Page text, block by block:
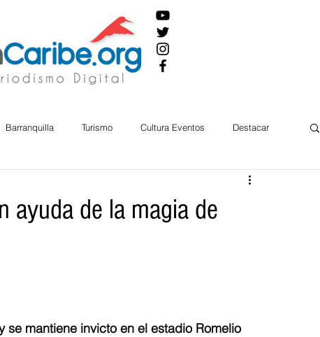
Barranquilla Turismo Cultura Eventos Destacar
ayuda de la magia de
mantiene invicto en el estadio Romelio